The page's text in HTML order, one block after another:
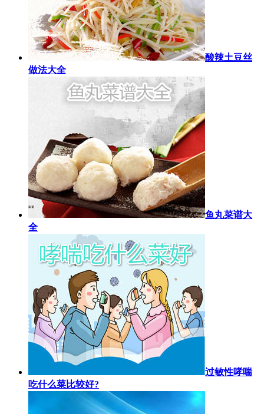
酸辣土豆丝
做法大全
鱼丸菜谱大
全
过敏性哮喘
吃什么菜比较好?